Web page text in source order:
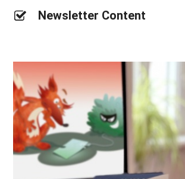
Newsletter Content